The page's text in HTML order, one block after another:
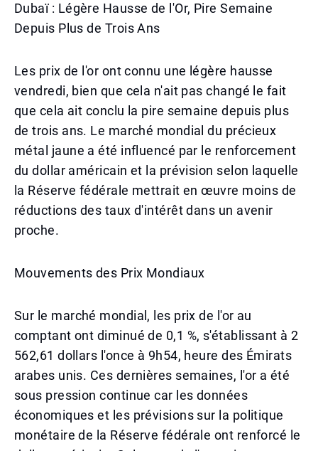
Dubaï : Légère Hausse de l'Or, Pire Semaine
Depuis Plus de Trois Ans
Les prix de l'or ont connu une légère hausse
vendredi, bien que cela n'ait pas changé le fait
que cela ait conclu la pire semaine depuis plus
de trois ans. Le marché mondial du précieux
métal jaune a été influencé par le renforcement
du dollar américain et la prévision selon laquelle
la Réserve fédérale mettrait en œuvre moins de
réductions des taux d'intérêt dans un avenir
proche.
Mouvements des Prix Mondiaux
Sur le marché mondial, les prix de l'or au
comptant ont diminué de 0,1 %, s'établissant à 2
562,61 dollars l'once à 9h54, heure des Émirats
arabes unis. Ces dernières semaines, l'or a été
sous pression continue car les données
économiques et les prévisions sur la politique
monétaire de la Réserve fédérale ont renforcé le